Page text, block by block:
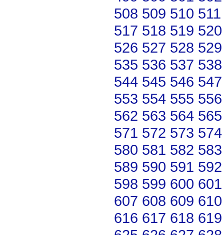
508 509 510 511
517 518 519 520
526 527 528 529
535 536 537 538
544 545 546 547
553 554 555 556
562 563 564 565
571 572 573 574
580 581 582 583
589 590 591 592
598 599 600 601
607 608 609 610
616 617 618 619